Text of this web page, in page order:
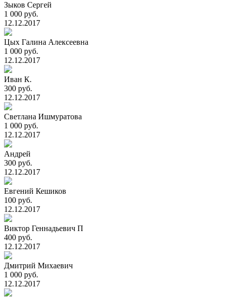
Зыков Сергей
1 000 руб.
12.12.2017
Цых Галина Алексеевна
1 000 руб.
12.12.2017
Иван К.
300 руб.
12.12.2017
Светлана Ишмуратова
1 000 руб.
12.12.2017
Андрей
300 руб.
12.12.2017
Евгений Кешиков
100 руб.
12.12.2017
Виктор Геннадьевич П
400 руб.
12.12.2017
Дмитрий Михаевич
1 000 руб.
12.12.2017